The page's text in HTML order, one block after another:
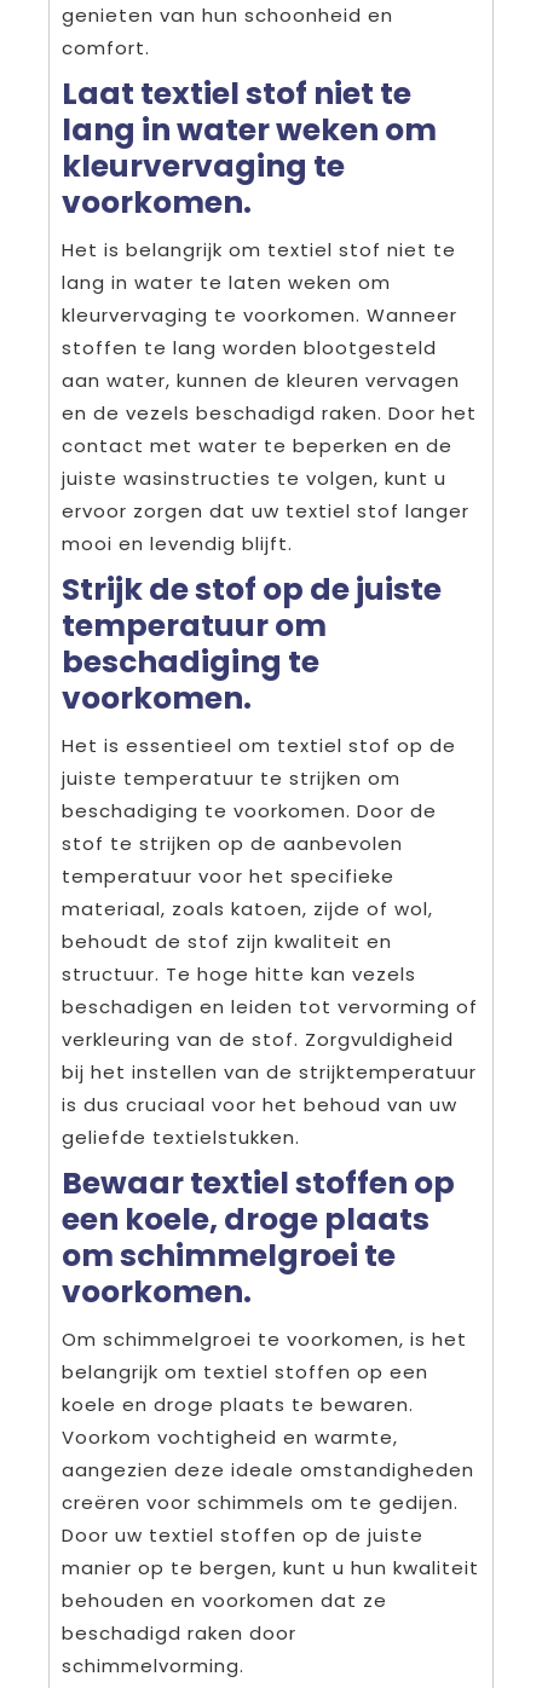
genieten van hun schoonheid en
comfort.
Laat textiel stof niet te
lang in water weken om
kleurvervaging te
voorkomen.
Het is belangrijk om textiel stof niet te
lang in water te laten weken om
kleurvervaging te voorkomen. Wanneer
stoffen te lang worden blootgesteld
aan water, kunnen de kleuren vervagen
en de vezels beschadigd raken. Door het
contact met water te beperken en de
juiste wasinstructies te volgen, kunt u
ervoor zorgen dat uw textiel stof langer
mooi en levendig blijft.
Strijk de stof op de juiste
temperatuur om
beschadiging te
voorkomen.
Het is essentieel om textiel stof op de
juiste temperatuur te strijken om
beschadiging te voorkomen. Door de
stof te strijken op de aanbevolen
temperatuur voor het specifieke
materiaal, zoals katoen, zijde of wol,
behoudt de stof zijn kwaliteit en
structuur. Te hoge hitte kan vezels
beschadigen en leiden tot vervorming of
verkleuring van de stof. Zorgvuldigheid
bij het instellen van de strijktemperatuur
is dus cruciaal voor het behoud van uw
geliefde textielstukken.
Bewaar textiel stoffen op
een koele, droge plaats
om schimmelgroei te
voorkomen.
Om schimmelgroei te voorkomen, is het
belangrijk om textiel stoffen op een
koele en droge plaats te bewaren.
Voorkom vochtigheid en warmte,
aangezien deze ideale omstandigheden
creëren voor schimmels om te gedijen.
Door uw textiel stoffen op de juiste
manier op te bergen, kunt u hun kwaliteit
behouden en voorkomen dat ze
beschadigd raken door
schimmelvorming.